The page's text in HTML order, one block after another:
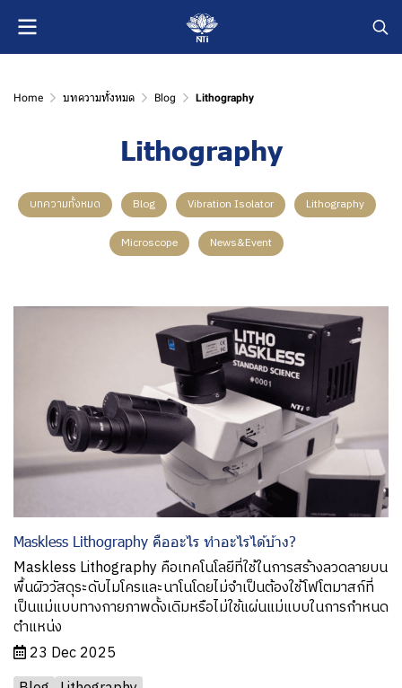
Home บทความทั้งหมด Blog Lithography
Lithography
บทความทั้งหมด Blog Vibration Isolator Lithography
Microscope News&Event
Maskless Lithography คืออะไร ทำอะไรได้บ้าง?
Maskless Lithography คือเทคโนโลยีที่ใช้ในการสร้างลวดลายบน
พื้นผิววัสดุระดับไมโครและนาโนโดยไม่จำเป็นต้องใช้โฟโตมาสก์ที่
เป็นแม่แบบทางกายภาพดั้งเดิมหรือไม่ใช้แผ่นแม่แบบในการกำหนด
ตำแหน่ง
23 Dec 2025